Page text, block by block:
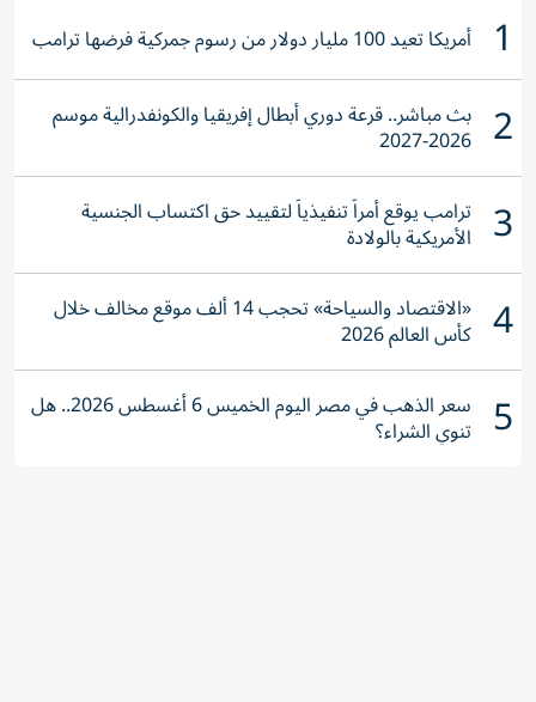
1 أمريكا تعيد 100 مليار دولار من رسوم جمركية فرضها ترامب
2 بث مباشر.. قرعة دوري أبطال إفريقيا والكونفدرالية موسم
2026-2027
3 ترامب يوقع أمراً تنفيذياً لتقييد حق اكتساب الجنسية
الأمريكية بالولادة
4 «الاقتصاد والسياحة» تحجب 14 ألف موقع مخالف خلال
كأس العالم 2026
5 سعر الذهب في مصر اليوم الخميس 6 أغسطس 2026.. هل
تنوي الشراء؟